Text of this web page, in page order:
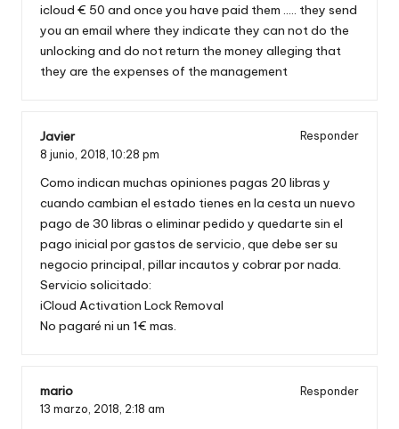
icloud € 50 and once you have paid them ….. they send
you an email where they indicate they can not do the
unlocking and do not return the money alleging that
they are the expenses of the management
Javier
Responder
8 junio, 2018, 10:28 pm
Como indican muchas opiniones pagas 20 libras y
cuando cambian el estado tienes en la cesta un nuevo
pago de 30 libras o eliminar pedido y quedarte sin el
pago inicial por gastos de servicio, que debe ser su
negocio principal, pillar incautos y cobrar por nada.
Servicio solicitado:
iCloud Activation Lock Removal
No pagaré ni un 1€ mas.
mario
Responder
13 marzo, 2018, 2:18 am